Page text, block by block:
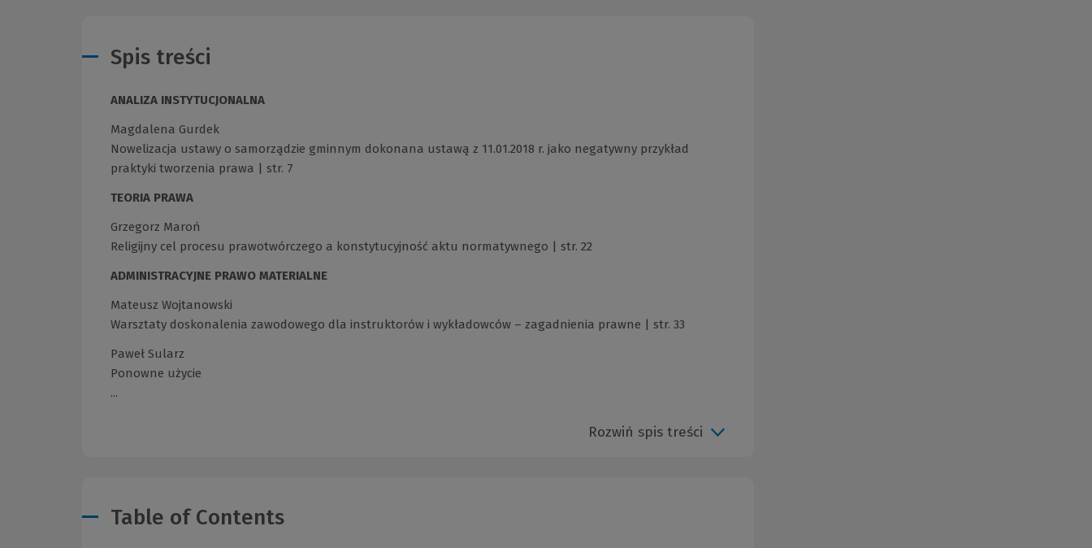
Spis treści
ANALIZA INSTYTUCJONALNA
Magdalena Gurdek
Nowelizacja ustawy o samorządzie gminnym dokonana ustawą z 11.01.2018 r. jako negatywny przykład
praktyki tworzenia prawa | str. 7
TEORIA PRAWA
Grzegorz Maroń
Religijny cel procesu prawotwórczego a konstytucyjność aktu normatywnego | str. 22
ADMINISTRACYJNE PRAWO MATERIALNE
Mateusz Wojtanowski
Warsztaty doskonalenia zawodowego dla instruktorów i wykładowców – zagadnienia prawne | str. 33
Paweł Sularz
Ponowne użycie
...
Rozwiń spis treści
Table of Contents